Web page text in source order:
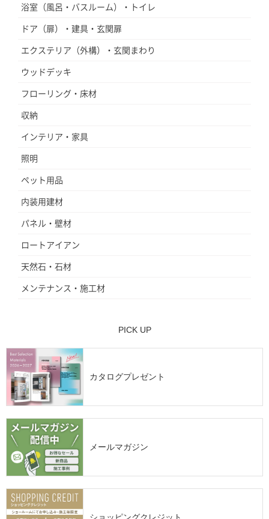
浴室（風呂・バスルーム）・トイレ
ドア（扉）・建具・玄関扉
エクステリア（外構）・玄関まわり
ウッドデッキ
フローリング・床材
収納
インテリア・家具
照明
ペット用品
内装用建材
パネル・壁材
ロートアイアン
天然石・石材
メンテナンス・施工材
PICK UP
カタログプレゼント
メールマガジン